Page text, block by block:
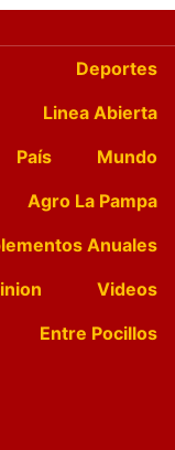
Deportes
Linea Abierta
País
Mundo
Agro La Pampa
Anuales
Videos
Entre Pocillos